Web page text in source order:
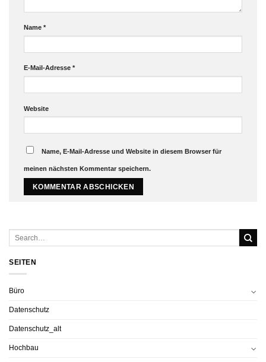
Name *
E-Mail-Adresse *
Website
Name, E-Mail-Adresse und Website in diesem Browser für
meinen nächsten Kommentar speichern.
SEITEN
Büro
Datenschutz
Datenschutz_alt
Hochbau